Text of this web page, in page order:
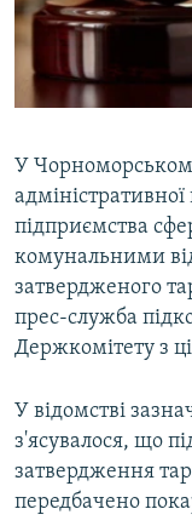
ВІДЕОУРОКИ
УКРАЇНСЬКА
Русский
Qırımtatar
Усі сайти RFE/
У
адміністративної
підприємства
комунальними
затвердженого
прес-служба
Держкомітету з
У відомстві
з'ясувалося, що
затвердження
передбачено